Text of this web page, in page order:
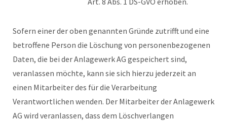
Sofern einer der oben genannten Gründe zutrifft und eine
betroffene Person die Löschung von personenbezogenen
Daten, die bei der Anlagewerk AG gespeichert sind,
veranlassen möchte, kann sie sich hierzu jederzeit an
einen Mitarbeiter des für die Verarbeitung
Verantwortlichen wenden. Der Mitarbeiter der Anlagewerk
AG wird veranlassen, dass dem Löschverlangen